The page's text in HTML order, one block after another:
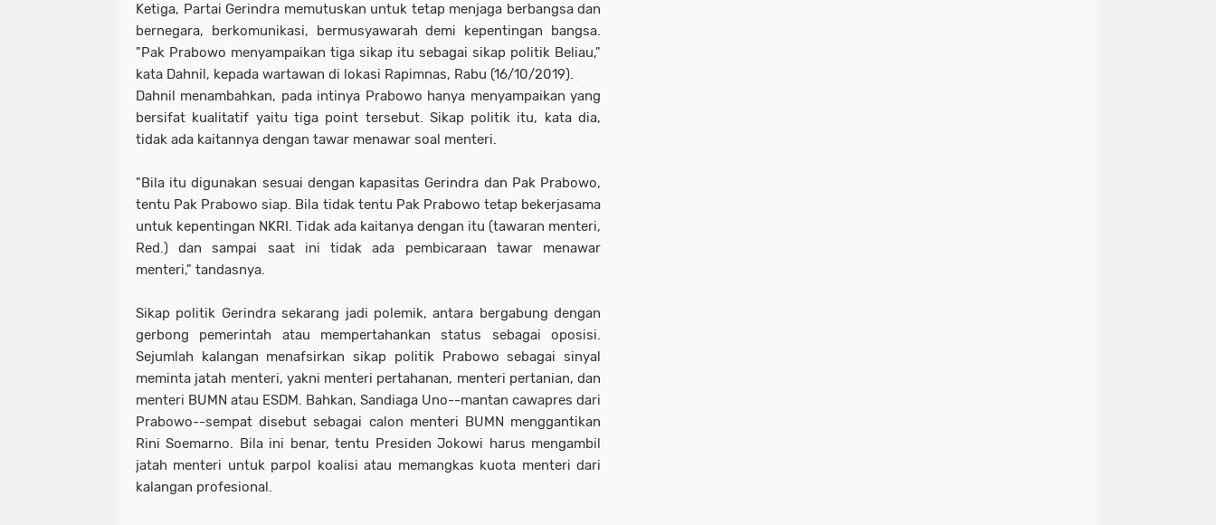
Ketiga, Partai Gerindra memutuskan untuk tetap menjaga berbangsa dan
bernegara, berkomunikasi, bermusyawarah demi kepentingan bangsa.
"Pak Prabowo menyampaikan tiga sikap itu sebagai sikap politik Beliau,"
kata Dahnil, kepada wartawan di lokasi Rapimnas, Rabu (16/10/2019).
Dahnil menambahkan, pada intinya Prabowo hanya menyampaikan yang
bersifat kualitatif yaitu tiga point tersebut. Sikap politik itu, kata dia,
tidak ada kaitannya dengan tawar menawar soal menteri.
"Bila itu digunakan sesuai dengan kapasitas Gerindra dan Pak Prabowo,
tentu Pak Prabowo siap. Bila tidak tentu Pak Prabowo tetap bekerjasama
untuk kepentingan NKRI. Tidak ada kaitanya dengan itu (tawaran menteri,
Red.) dan sampai saat ini tidak ada pembicaraan tawar menawar
menteri," tandasnya.
Sikap politik Gerindra sekarang jadi polemik, antara bergabung dengan
gerbong pemerintah atau mempertahankan status sebagai oposisi.
Sejumlah kalangan menafsirkan sikap politik Prabowo sebagai sinyal
meminta jatah menteri, yakni menteri pertahanan, menteri pertanian, dan
menteri BUMN atau ESDM. Bahkan, Sandiaga Uno--mantan cawapres dari
Prabowo--sempat disebut sebagai calon menteri BUMN menggantikan
Rini Soemarno. Bila ini benar, tentu Presiden Jokowi harus mengambil
jatah menteri untuk parpol koalisi atau memangkas kuota menteri dari
kalangan profesional.